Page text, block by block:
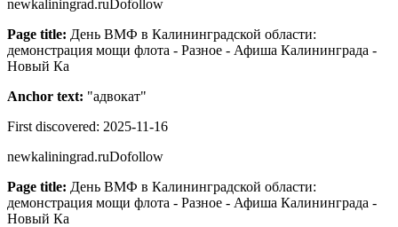
newkaliningrad.ruDofollow
Page title: День ВМФ в Калининградской области:
демонстрация мощи флота - Разное - Афиша Калининграда -
Новый Ка
Anchor text: "адвокат"
First discovered: 2025-11-16
newkaliningrad.ruDofollow
Page title: День ВМФ в Калининградской области:
демонстрация мощи флота - Разное - Афиша Калининграда -
Новый Ка